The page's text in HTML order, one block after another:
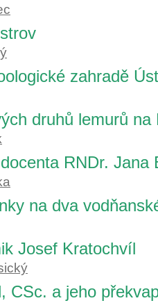
zahradě
druhů lemurů na
RNDr. Jana
na dva
Josef Kratochvíl
CSc. a jeho